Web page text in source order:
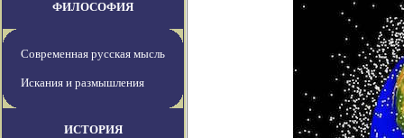
ФИЛОСОФИЯ
Современная русская мысль
Искания и размышления
ИСТОРИЯ